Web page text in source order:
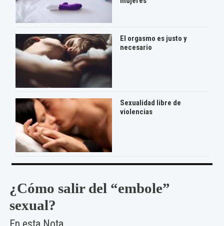
El orgasmo es justo y
necesario
Sexualidad libre de
violencias
¿Cómo salir del “embole”
sexual?